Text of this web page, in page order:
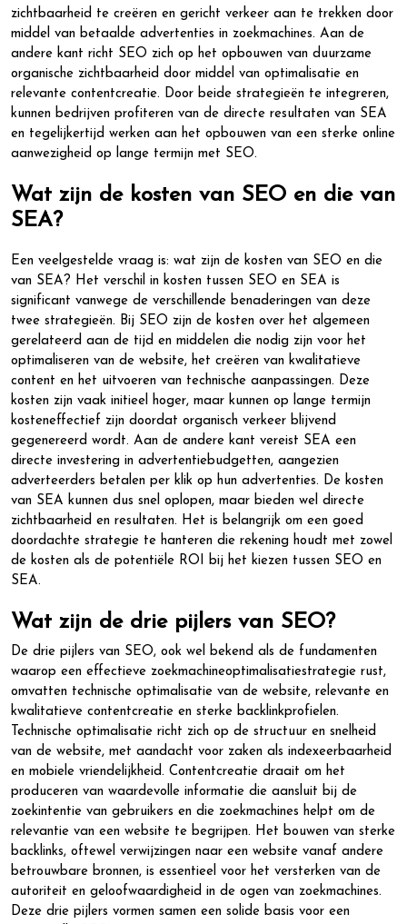
zichtbaarheid te creëren en gericht verkeer aan te trekken door
middel van betaalde advertenties in zoekmachines. Aan de
andere kant richt SEO zich op het opbouwen van duurzame
organische zichtbaarheid door middel van optimalisatie en
relevante contentcreatie. Door beide strategieën te integreren,
kunnen bedrijven profiteren van de directe resultaten van SEA
en tegelijkertijd werken aan het opbouwen van een sterke online
aanwezigheid op lange termijn met SEO.
Wat zijn de kosten van SEO en die van
SEA?
Een veelgestelde vraag is: wat zijn de kosten van SEO en die
van SEA? Het verschil in kosten tussen SEO en SEA is
significant vanwege de verschillende benaderingen van deze
twee strategieën. Bij SEO zijn de kosten over het algemeen
gerelateerd aan de tijd en middelen die nodig zijn voor het
optimaliseren van de website, het creëren van kwalitatieve
content en het uitvoeren van technische aanpassingen. Deze
kosten zijn vaak initieel hoger, maar kunnen op lange termijn
kosteneffectief zijn doordat organisch verkeer blijvend
gegenereerd wordt. Aan de andere kant vereist SEA een
directe investering in advertentiebudgetten, aangezien
adverteerders betalen per klik op hun advertenties. De kosten
van SEA kunnen dus snel oplopen, maar bieden wel directe
zichtbaarheid en resultaten. Het is belangrijk om een goed
doordachte strategie te hanteren die rekening houdt met zowel
de kosten als de potentiële ROI bij het kiezen tussen SEO en
SEA.
Wat zijn de drie pijlers van SEO?
De drie pijlers van SEO, ook wel bekend als de fundamenten
waarop een effectieve zoekmachineoptimalisatiestrategie rust,
omvatten technische optimalisatie van de website, relevante en
kwalitatieve contentcreatie en sterke backlinkprofielen.
Technische optimalisatie richt zich op de structuur en snelheid
van de website, met aandacht voor zaken als indexeerbaarheid
en mobiele vriendelijkheid. Contentcreatie draait om het
produceren van waardevolle informatie die aansluit bij de
zoekintentie van gebruikers en die zoekmachines helpt om de
relevantie van een website te begrijpen. Het bouwen van sterke
backlinks, oftewel verwijzingen naar een website vanaf andere
betrouwbare bronnen, is essentieel voor het versterken van de
autoriteit en geloofwaardigheid in de ogen van zoekmachines.
Deze drie pijlers vormen samen een solide basis voor een